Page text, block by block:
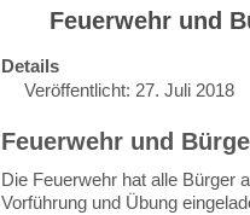
Feuerwehr und
Details
Veröffentlicht: 27. Juli 2018
Feuerwehr und
Die Feuerwehr hat alle Bürger
Vorführung und Übung